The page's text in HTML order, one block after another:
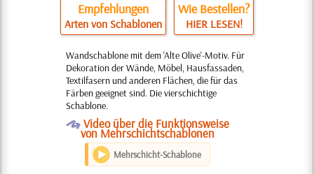
Empfehlungen
Arten von Schablonen
Wie Bestellen?
HIER LESEN!
Wandschablone mit dem 'Alte Olive'-Motiv. Für
Dekoration der Wände, Möbel, Hausfassaden,
Textilfasern und anderen Flächen, die für das
Färben geeignet sind. Die vierschichtige
Schablone.
O Video über die Funktionsweise
von Mehrschichtschablonen
Mehrschicht-Schablone